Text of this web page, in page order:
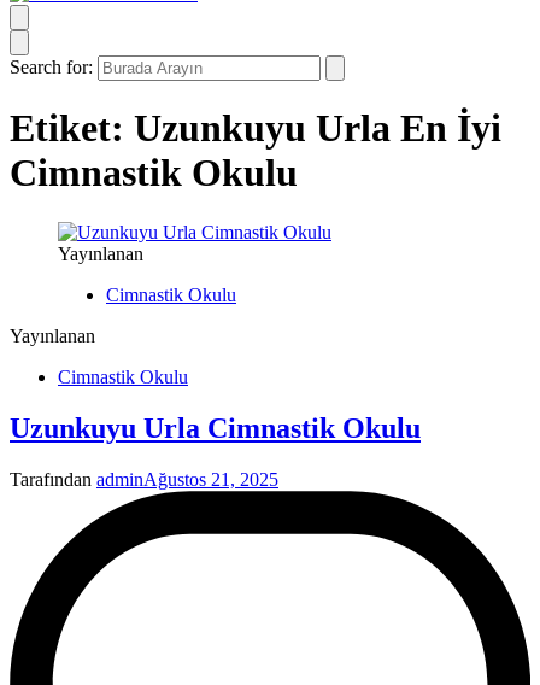
Search for:
Etiket: Uzunkuyu Urla En İyi
Cimnastik Okulu
Yayınlanan
Cimnastik Okulu
Yayınlanan
Cimnastik Okulu
Uzunkuyu Urla Cimnastik Okulu
Tarafından adminAğustos 21, 2025